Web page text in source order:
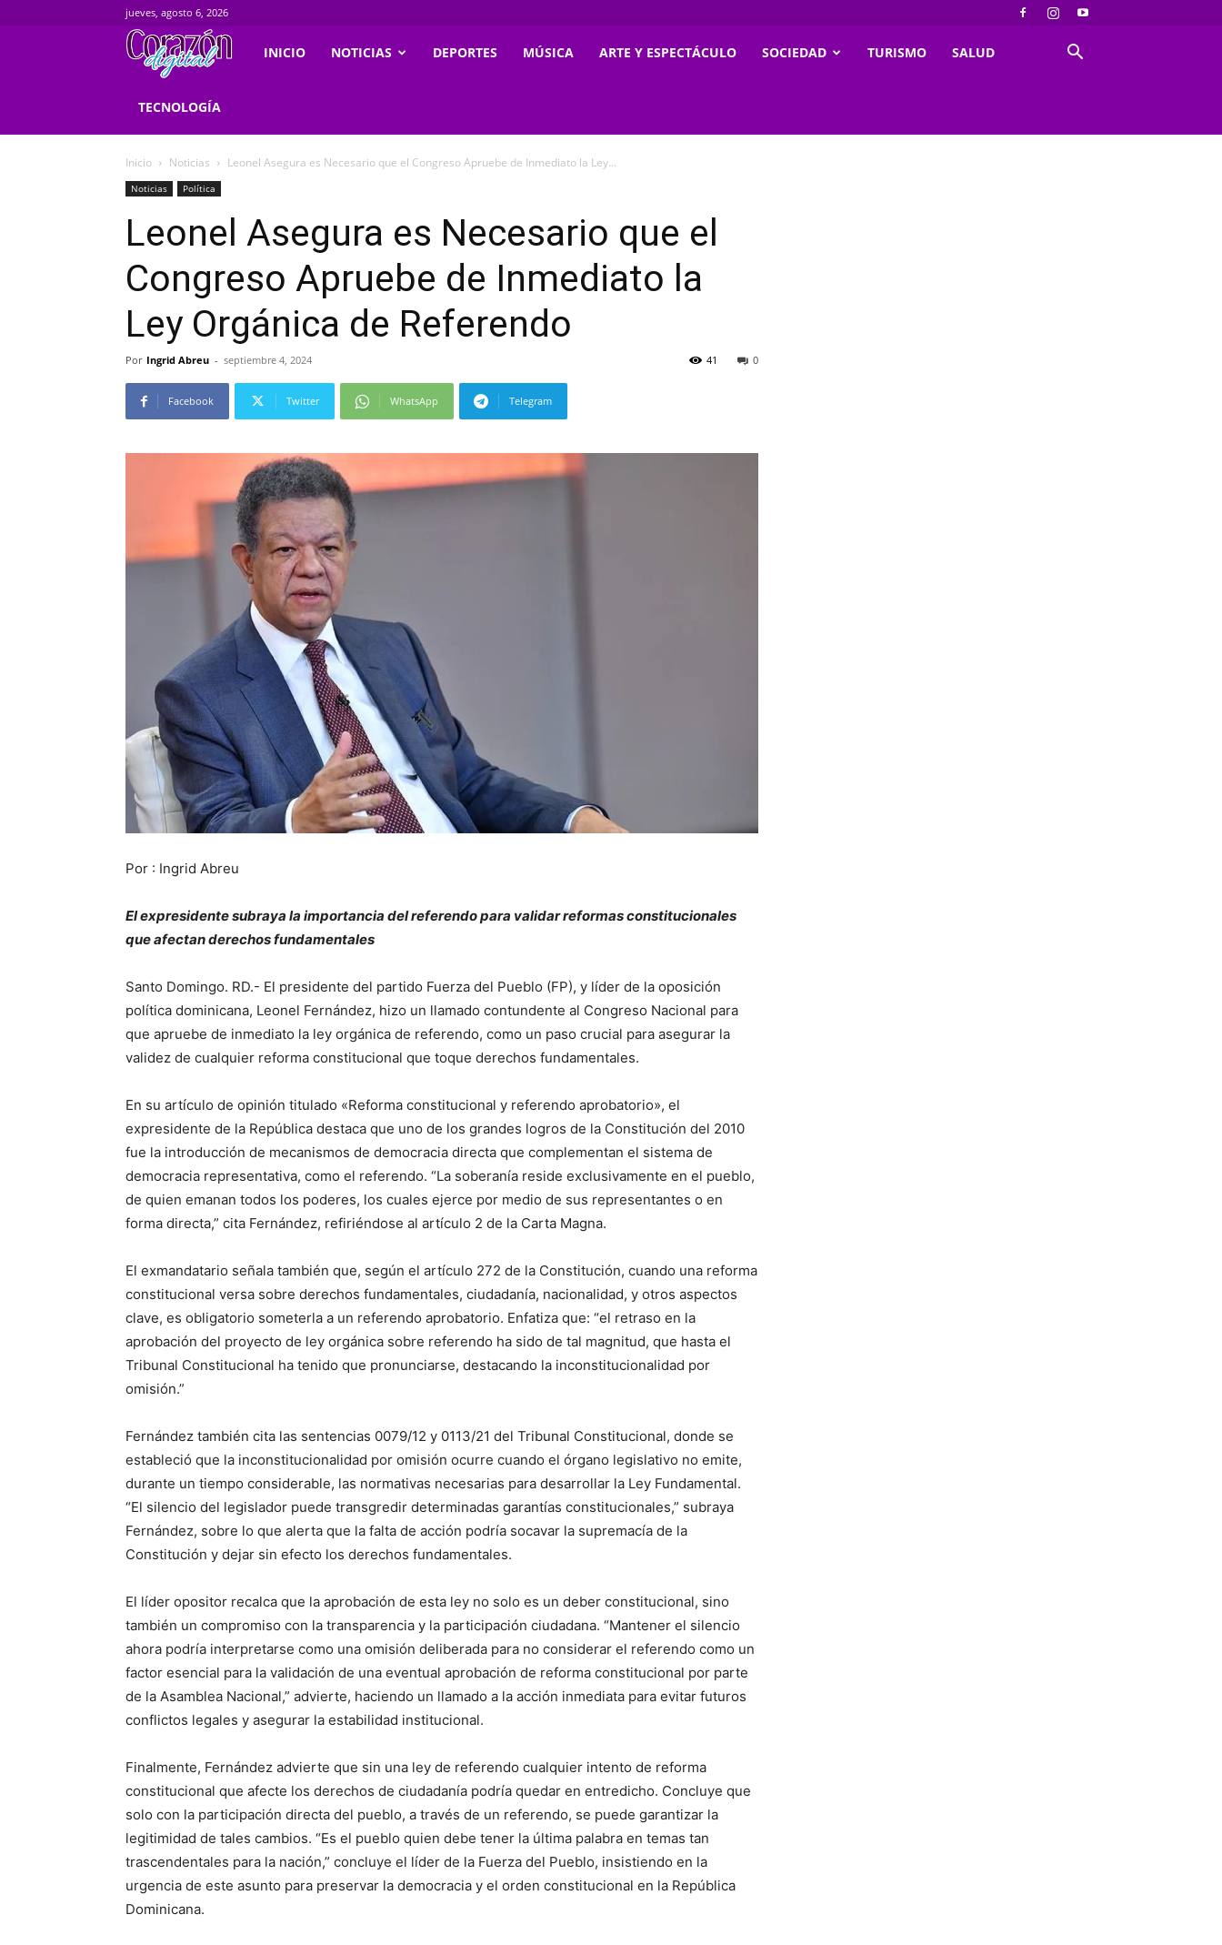
jueves, agosto 6, 2026
Corazondigital.net
INICIO NOTICIAS DEPORTES MÚSICA ARTE Y ESPECTÁCULO SOCIEDAD TURISMO SALUD
TECNOLOGÍA
Inicio Noticias Leonel Asegura es Necesario que el Congreso Apruebe de Inmediato la Ley...
Noticias Política
Leonel Asegura es Necesario que el
Congreso Apruebe de Inmediato la
Ley Orgánica de Referendo
Por Ingrid Abreu - septiembre 4, 2024 0
41
Facebook Twitter WhatsApp Telegram
Por : Ingrid Abreu
El expresidente subraya la importancia del referendo para validar reformas constitucionales
que afectan derechos fundamentales
Santo Domingo. RD.- El presidente del partido Fuerza del Pueblo (FP), y líder de la oposición
política dominicana, Leonel Fernández, hizo un llamado contundente al Congreso Nacional para
que apruebe de inmediato la ley orgánica de referendo, como un paso crucial para asegurar la
validez de cualquier reforma constitucional que toque derechos fundamentales.
En su artículo de opinión titulado «Reforma constitucional y referendo aprobatorio», el
expresidente de la República destaca que uno de los grandes logros de la Constitución del 2010
fue la introducción de mecanismos de democracia directa que complementan el sistema de
democracia representativa, como el referendo. “La soberanía reside exclusivamente en el pueblo,
de quien emanan todos los poderes, los cuales ejerce por medio de sus representantes o en
forma directa,” cita Fernández, refiriéndose al artículo 2 de la Carta Magna.
El exmandatario señala también que, según el artículo 272 de la Constitución, cuando una reforma
constitucional versa sobre derechos fundamentales, ciudadanía, nacionalidad, y otros aspectos
clave, es obligatorio someterla a un referendo aprobatorio. Enfatiza que: “el retraso en la
aprobación del proyecto de ley orgánica sobre referendo ha sido de tal magnitud, que hasta el
Tribunal Constitucional ha tenido que pronunciarse, destacando la inconstitucionalidad por
omisión.”
Fernández también cita las sentencias 0079/12 y 0113/21 del Tribunal Constitucional, donde se
estableció que la inconstitucionalidad por omisión ocurre cuando el órgano legislativo no emite,
durante un tiempo considerable, las normativas necesarias para desarrollar la Ley Fundamental.
“El silencio del legislador puede transgredir determinadas garantías constitucionales,” subraya
Fernández, sobre lo que alerta que la falta de acción podría socavar la supremacía de la
Constitución y dejar sin efecto los derechos fundamentales.
El líder opositor recalca que la aprobación de esta ley no solo es un deber constitucional, sino
también un compromiso con la transparencia y la participación ciudadana. “Mantener el silencio
ahora podría interpretarse como una omisión deliberada para no considerar el referendo como un
factor esencial para la validación de una eventual aprobación de reforma constitucional por parte
de la Asamblea Nacional,” advierte, haciendo un llamado a la acción inmediata para evitar futuros
conflictos legales y asegurar la estabilidad institucional.
Finalmente, Fernández advierte que sin una ley de referendo cualquier intento de reforma
constitucional que afecte los derechos de ciudadanía podría quedar en entredicho. Concluye que
solo con la participación directa del pueblo, a través de un referendo, se puede garantizar la
legitimidad de tales cambios. “Es el pueblo quien debe tener la última palabra en temas tan
trascendentales para la nación,” concluye el líder de la Fuerza del Pueblo, insistiendo en la
urgencia de este asunto para preservar la democracia y el orden constitucional en la República
Dominicana.